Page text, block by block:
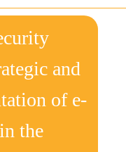
and
of e-
the